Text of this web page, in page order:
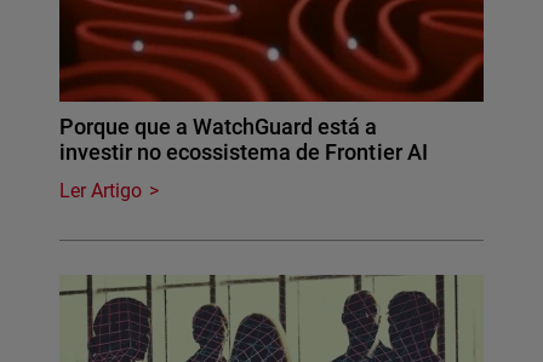
Porque que a WatchGuard está a
investir no ecossistema de Frontier AI
Ler Artigo